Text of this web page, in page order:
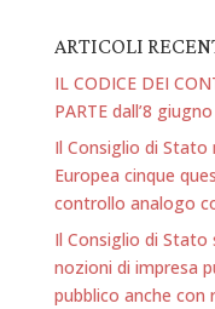
ARTICOLI
IL CODICE DEI
PARTE dall’8
Il Consiglio di
Europea cinque
controllo analogo
Il Consiglio di Stato
nozioni di impresa
pubblico anche con